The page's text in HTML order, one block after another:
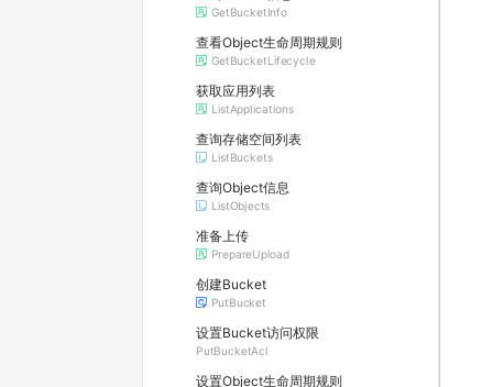
GetBucketInfo
查看Object生命周期规则
GetBucketLifecycle
获取应用列表
ListApplications
查询存储空间列表
ListBuckets
查询Object信息
ListObjects
准备上传
PrepareUpload
创建Bucket
PutBucket
设置Bucket访问权限
PutBucketAcl
设置Object生命周期规则